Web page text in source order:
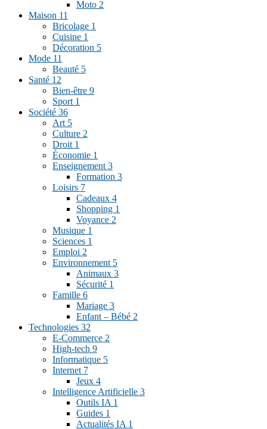
Moto 2
Maison 11
Bricolage 1
Cuisine 1
Décoration 5
Mode 11
Beauté 5
Santé 12
Bien-être 9
Sport 1
Société 36
Art 5
Culture 2
Droit 1
Économie 1
Enseignement 3
Formation 3
Loisirs 7
Cadeaux 4
Shopping 1
Voyance 2
Musique 1
Sciences 1
Emploi 2
Environnement 5
Animaux 3
Sécurité 1
Famille 6
Mariage 3
Enfant – Bébé 2
Technologies 32
E-Commerce 2
High-tech 9
Informatique 5
Internet 7
Jeux 4
Intelligence Artificielle 3
Outils IA 1
Guides 1
Actualités IA 1